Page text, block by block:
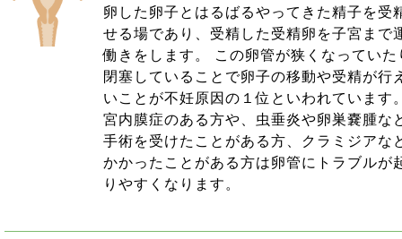
卵した卵子とはるばるやってきた精子を受
せる場であり、受精した受精卵を子宮まで
働きをします。 この卵管が狭くなっていた
閉塞していることで卵子の移動や受精が行
いことが不妊原因の１位といわれています
宮内膜症のある方や、虫垂炎や卵巣嚢腫な
手術を受けたことがある方、クラミジアな
かかったことがある方は卵管にトラブルが
りやすくなります。